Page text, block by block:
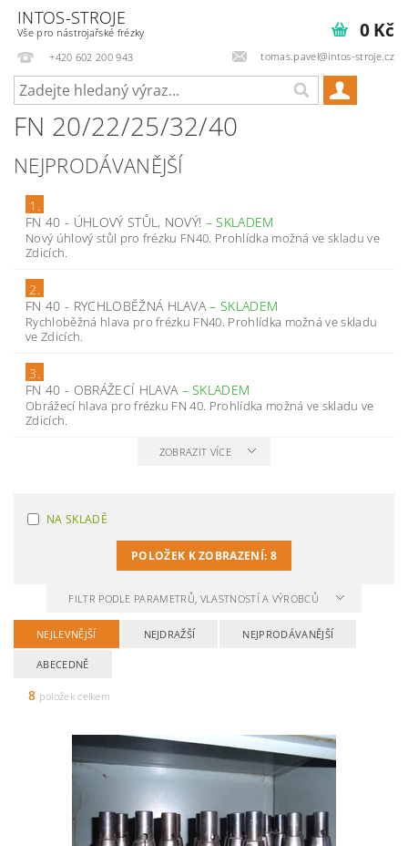
INTOS-STROJE
Vše pro nástrojařské frézky
+420 602 200 943
tomas.pavel@intos-stroje.cz
0 Kč
FN 20/22/25/32/40
NEJPRODÁVANĚJŠÍ
1.
FN 40 - ÚHLOVÝ STŮL, NOVÝ! – SKLADEM
Nový úhlový stůl pro frézku FN40. Prohlídka možná ve skladu ve
Zdicích.
2.
FN 40 - RYCHLOBĚŽNÁ HLAVA– SKLADEM
Rychloběžná hlava pro frézku FN40. Prohlídka možná ve skladu
ve Zdicích.
3.
FN 40 - OBRÁŽECÍ HLAVA – SKLADEM
Obrážecí hlava pro frézku FN 40. Prohlídka možná ve skladu ve
Zdicích.
ZOBRAZIT VÍCE
NA SKLADĚ
POLOŽEK K ZOBRAZENÍ: 8
FILTR PODLE PARAMETRŮ, VLASTNOSTÍ A VÝROBCŮ
NEJLEVNĚJŠÍ NEJDRAŽŠÍ NEJPRODÁVANĚJŠÍ
ABECEDNĚ
8 položek celkem